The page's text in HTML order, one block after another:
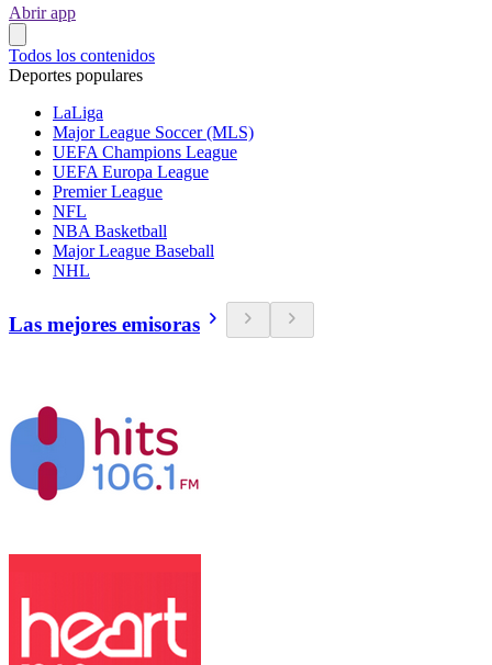
Abrir app
Todos los contenidos
Deportes populares
LaLiga
Major League Soccer (MLS)
UEFA Champions League
UEFA Europa League
Premier League
NFL
NBA Basketball
Major League Baseball
NHL
Las mejores emisoras